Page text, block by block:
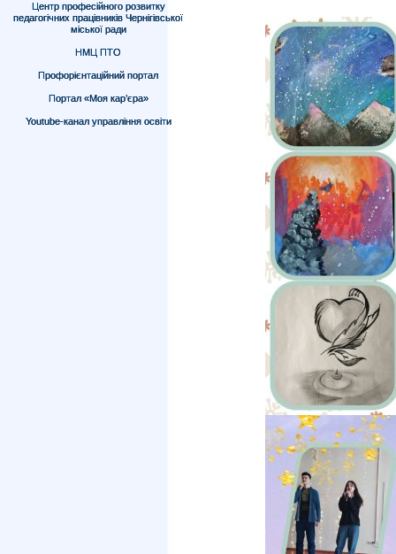
Центр професійного розвитку
педагогічних працівників Чернігівської
міської ради
НМЦ ПТО
Профорієнтаційний портал
Портал «Моя кар’єра»
Youtube-канал управління освіти